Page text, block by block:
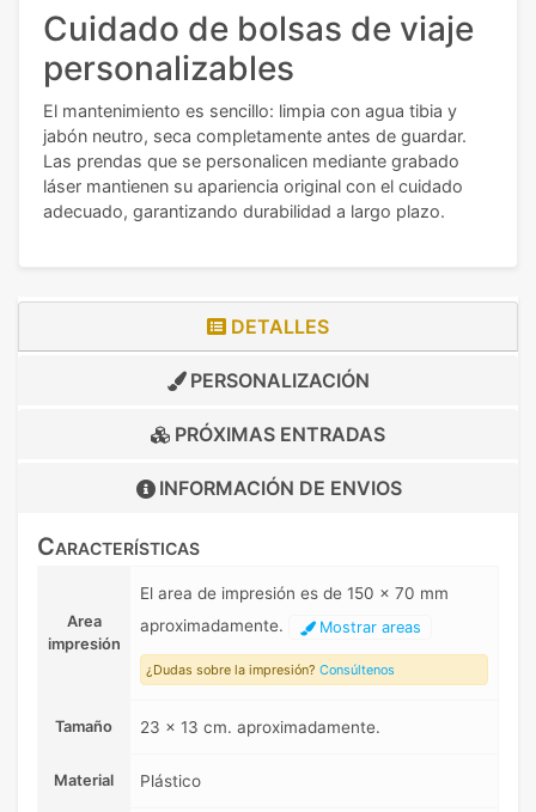
Cuidado de bolsas de viaje
personalizables
El mantenimiento es sencillo: limpia con agua tibia y
jabón neutro, seca completamente antes de guardar.
Las prendas que se personalicen mediante grabado
láser mantienen su apariencia original con el cuidado
adecuado, garantizando durabilidad a largo plazo.
DETALLES
PERSONALIZACIÓN
PRÓXIMAS ENTRADAS
INFORMACIÓN DE ENVIOS
Características
Area
impresión
El area de impresión es de 150 x 70 mm
aproximadamente.
Mostrar areas
¿Dudas sobre la impresión? Consúltenos
Tamaño 23 x 13 cm. aproximadamente.
Material Plástico